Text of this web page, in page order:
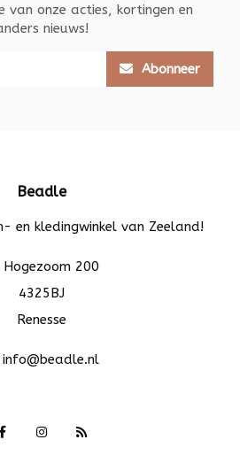
van onze acties, kortingen en
nieuws!
Abonneer
Beadle
en kledingwinkel van Zeeland!
Hogezoom 200
4325BJ
Renesse
info@beadle.nl